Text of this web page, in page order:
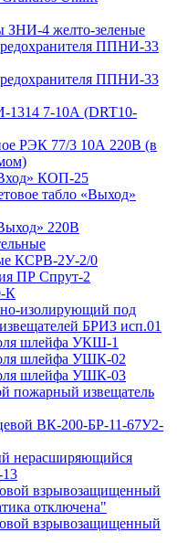
4 желто-зеленые
ППНИ-33
ППНИ-33
1314 7-10А (DRT10-
РЭК 77/3 10А 220В (в
КОП-25
табло «Выход»
220В
КСРВ-2У-2/0
ПР Спрут-2
К
изолирующий под
БРИЗ исп.01
шлейфа УКШ-1
шлейфа УШК-02
шлейфа УШК-03
пожарный извещатель
ВК-200-БР-11-67У2-
нерасширяющийся
взрывозащищенный
отключена"
взрывозащищенный